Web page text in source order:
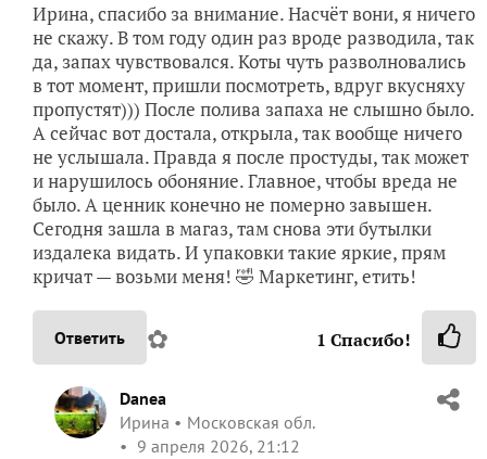
Ирина, спасибо за внимание. Насчёт вони, я ничего
не скажу. В том году один раз вроде разводила, так
да, запах чувствовался. Коты чуть разволновались
в тот момент, пришли посмотреть, вдруг вкусняху
пропустят))) После полива запаха не слышно было.
А сейчас вот достала, открыла, так вообще ничего
не услышала. Правда я после простуды, так может
и нарушилось обоняние. Главное, чтобы вреда не
было. А ценник конечно не померно завышен.
Сегодня зашла в магаз, там снова эти бутылки
издалека видать. И упаковки такие яркие, прям
кричат — возьми меня! 🤣 Маркетинг, етить!
Ответить ✿ 1 Спасибо!
Danea
Ирина
Московская обл.
9 апреля 2026, 21:12